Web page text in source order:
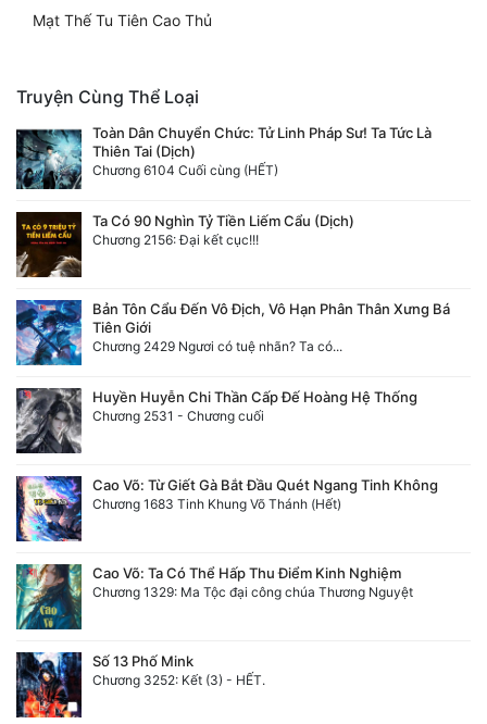
Mạt Thế Tu Tiên Cao Thủ
Truyện Cùng Thể Loại
Toàn Dân Chuyển Chức: Tử Linh Pháp Sư! Ta Tức Là
Thiên Tai (Dịch)
Chương 6104 Cuối cùng (HẾT)
Ta Có 90 Nghìn Tỷ Tiền Liếm Cẩu (Dịch)
Chương 2156: Đại kết cục!!!
Bản Tôn Cẩu Đến Vô Địch, Vô Hạn Phân Thân Xưng Bá
Tiên Giới
Chương 2429 Ngươi có tuệ nhãn? Ta có...
Huyền Huyễn Chi Thần Cấp Đế Hoàng Hệ Thống
Chương 2531 - Chương cuối
Cao Võ: Từ Giết Gà Bắt Đầu Quét Ngang Tinh Không
Chương 1683 Tinh Khung Võ Thánh (Hết)
Cao Võ: Ta Có Thể Hấp Thu Điểm Kinh Nghiệm
Chương 1329: Ma Tộc đại công chúa Thương Nguyệt
Số 13 Phố Mink
Chương 3252: Kết (3) - HẾT.